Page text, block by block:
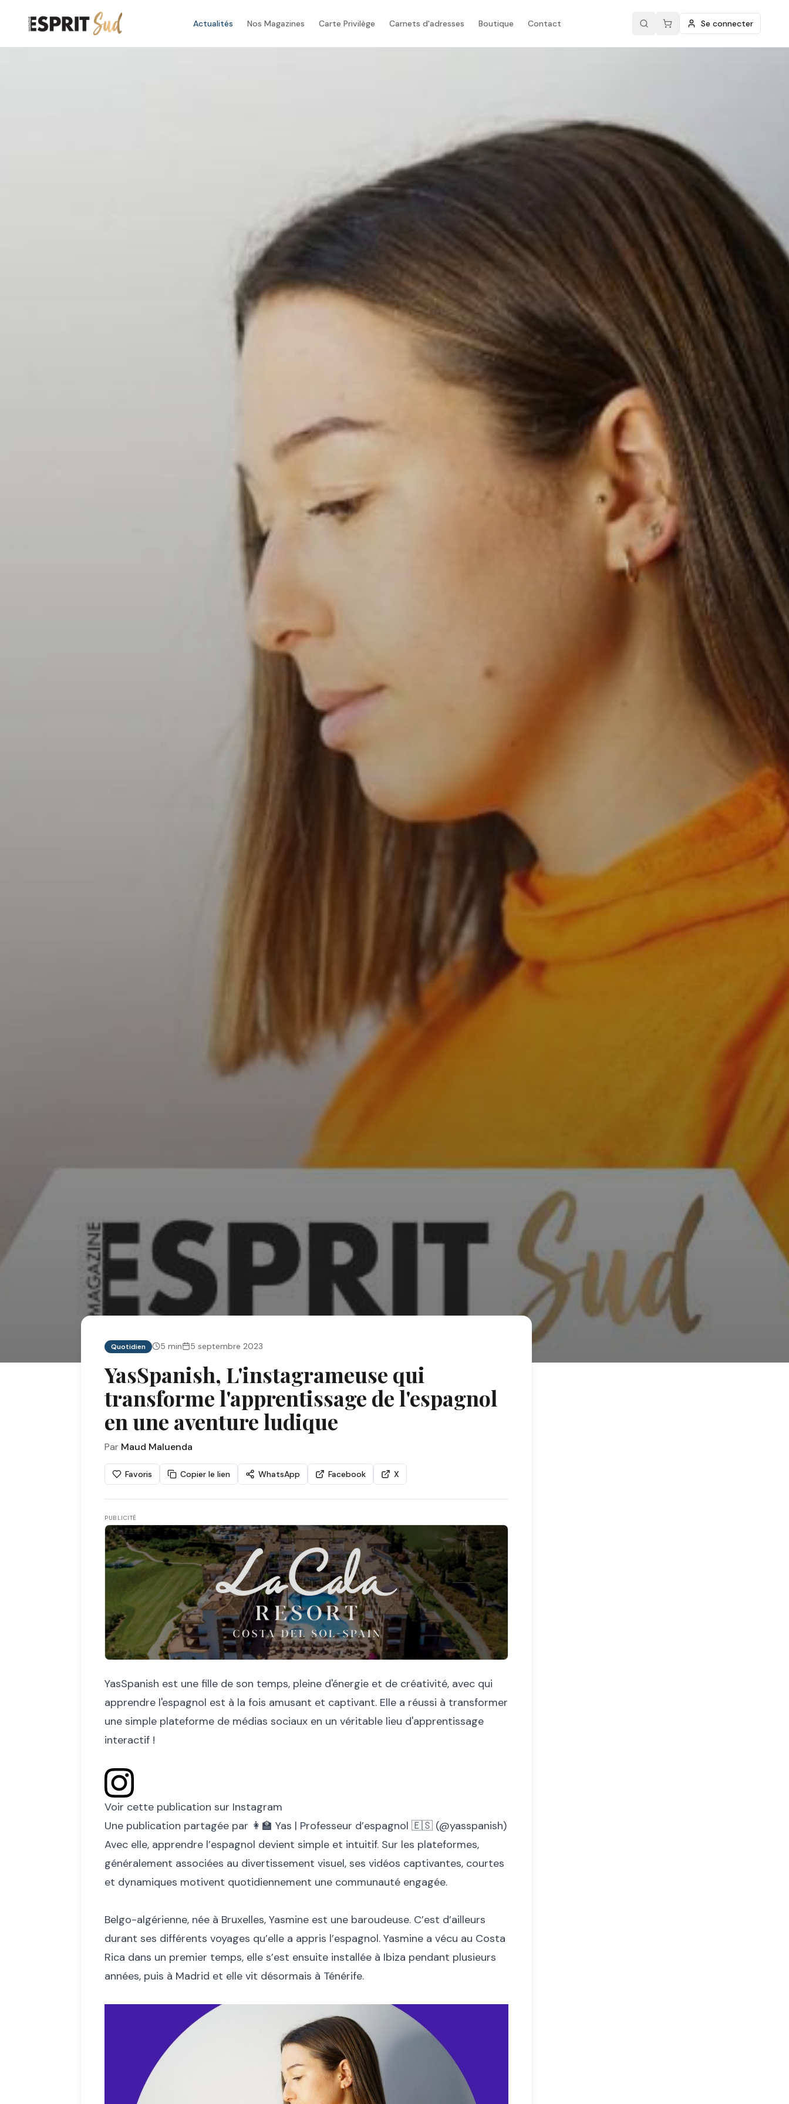
Actualités Nos Magazines Carte Privilège Carnets d'adresses Boutique Contact Se connecter
Quotidien 5 min 5 septembre 2023
YasSpanish, L'instagrameuse qui
transforme l'apprentissage de l'espagnol
en une aventure ludique
Par Maud Maluenda
Favoris Copier le lien WhatsApp Facebook X
PUBLICITÉ
YasSpanish est une fille de son temps, pleine d'énergie et de créativité, avec qui
apprendre l'espagnol est à la fois amusant et captivant. Elle a réussi à transformer
une simple plateforme de médias sociaux en un véritable lieu d'apprentissage
interactif !
Voir cette publication sur Instagram
Une publication partagée par 👩‍🏫 Yas | Professeur d’espagnol 🇪🇸 (@yasspanish)
Avec elle, apprendre l’espagnol devient simple et intuitif. Sur les plateformes,
généralement associées au divertissement visuel, ses vidéos captivantes, courtes
et dynamiques motivent quotidiennement une communauté engagée.
Belgo-algérienne, née à Bruxelles, Yasmine est une baroudeuse. C’est d’ailleurs
durant ses différents voyages qu’elle a appris l’espagnol. Yasmine a vécu au Costa
Rica dans un premier temps, elle s’est ensuite installée à Ibiza pendant plusieurs
années, puis à Madrid et elle vit désormais à Ténérife.